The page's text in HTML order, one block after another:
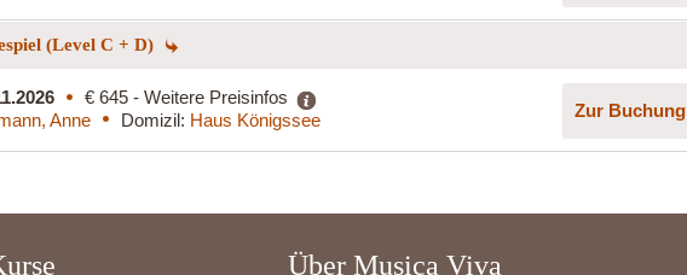
(Level C + D)
€ 645 - Weitere Preisinfos
Anne Domizil: Haus Königssee Zur Buchung
Über Musica Viva